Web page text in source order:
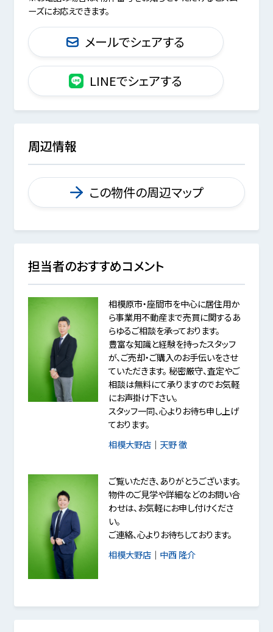
ーズにお応えできます。
メールでシェアする
LINEでシェアする
周辺情報
この物件の周辺マップ
担当者のおすすめコメント
相模原市・座間市を中心に居住用か
ら事業用不動産まで売買に関するあ
らゆるご相談を承っております。
豊富な知識と経験を持ったスタッフ
が、ご売却・ご購入のお手伝いをさせ
ていただきます。 秘密厳守、査定やご
相談は無料にて承りますのでお気軽
にお声掛け下さい。
スタッフ一同、心よりお待ち申し上げ
ております。
相模大野店｜ 天野 徹
ご覧いただき、ありがとうございます。
物件のご見学や詳細などのお問い合
わせは、お気軽にお申し付けくださ
い。
ご連絡、心よりお待ちしております。
相模大野店｜ 中西 隆介